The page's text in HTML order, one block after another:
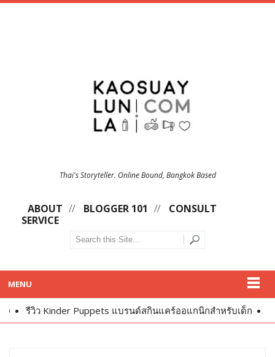
Thai's Storyteller. Online Bound, Bangkok Based
ABOUT BLOGGER 101
CONSULT
SERVICE
MENU
รีวิว Kinder Puppets แบรนด์สกินแคร์ออแกนิกสำหรับเด็ก รีวิ